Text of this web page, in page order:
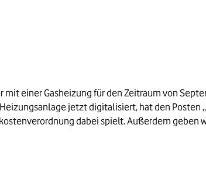
mit einer Gasheizung für den Zeitraum von
jetzt digitalisiert, hat den Posten
dabei spielt. Außerdem geben